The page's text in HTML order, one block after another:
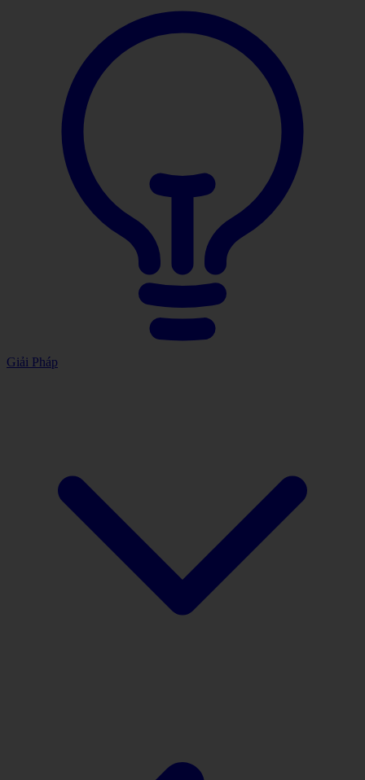
Giải Pháp